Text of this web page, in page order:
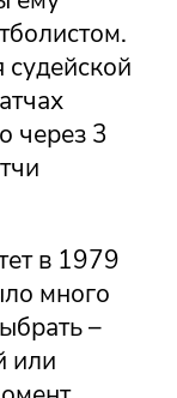
через 3
в 1979
много
–
или